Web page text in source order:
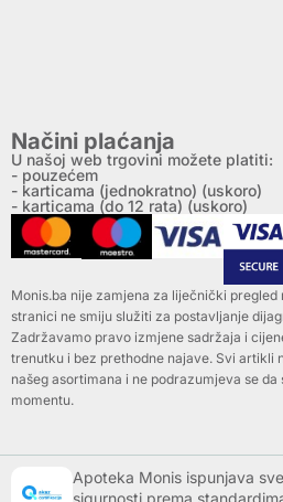
Načini plaćanja
U našoj web trgovini možete platiti:
- pouzećem
- karticama (jednokratno) (uskoro)
- karticama (do 12 rata) (uskoro)
Monis.ba nije zamjena za liječnički
stranici ne smiju služiti za postavljanje
Zadržavamo pravo izmjene sadržaja i
trenutku i bez prethodne najave. Svi artikli
našeg asortimana i ne podrazumjeva se da
momentu.
Apoteka Monis ispunjava
sigurnosti prema